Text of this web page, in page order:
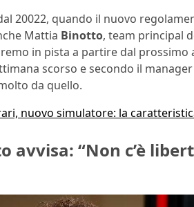
20022, quando il nuovo
Mattia Binotto, team principal
in pista a partire dal prossimo
scorso e secondo il
da quello.
nuovo simulatore: la
avvisa: “Non c’è